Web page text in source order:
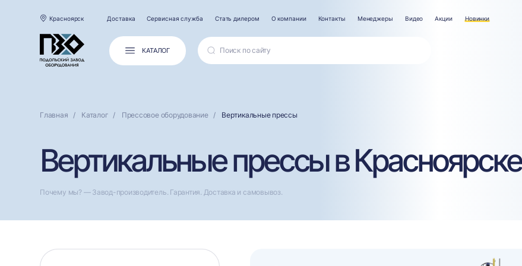
Красноярск Доставка Сервисная служба Стать дилером О компании Контакты Менеджеры Видео Акции Новинки
КАТАЛОГ
Главная Каталог Прессовое оборудование Вертикальные прессы
Вертикальные прессы в Красноярске
Почему мы? — Завод-производитель. Гарантия. Доставка и самовывоз.